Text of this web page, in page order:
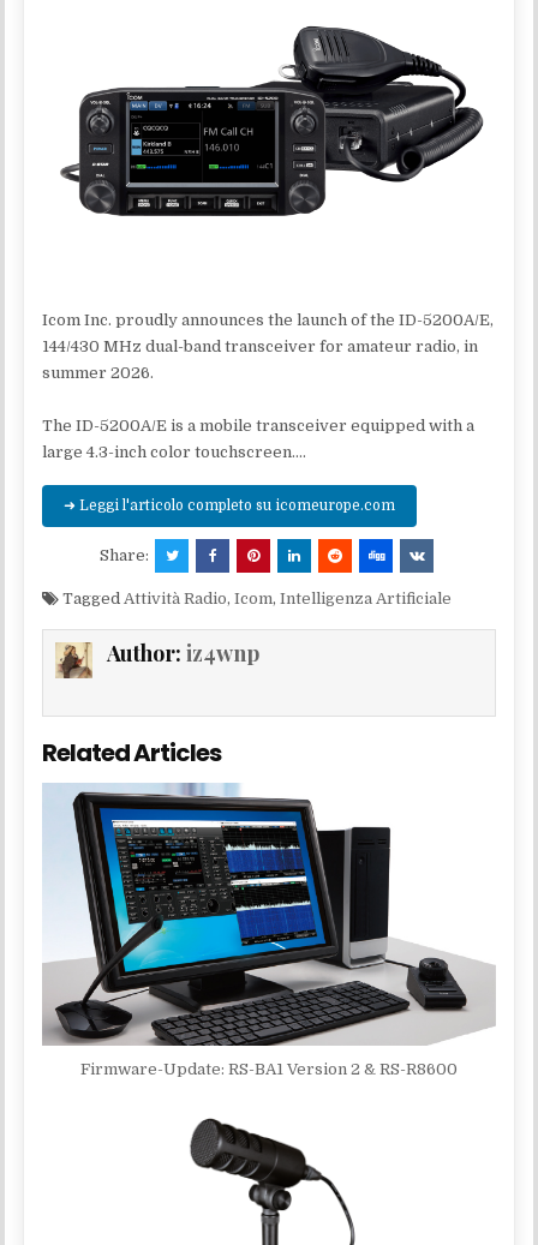
Icom Inc. proudly announces the launch of the ID-5200A/E,
144/430 MHz dual-band transceiver for amateur radio, in
summer 2026.
The ID-5200A/E is a mobile transceiver equipped with a
large 4.3-inch color touchscreen….
➜ Leggi l'articolo completo su icomeurope.com
Share:
Tagged Attività Radio,Icom,Intelligenza Artificiale
Author:iz4wnp
Related Articles
Firmware-Update: RS-BA1 Version 2 & RS-R8600